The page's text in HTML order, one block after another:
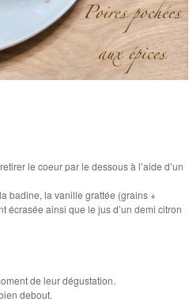
le coeur par le dessous à l’aide d’un
badine, la vanille grattée (grains +
écrasée ainsi que le jus d’un demi citron
de leur dégustation.
debout.